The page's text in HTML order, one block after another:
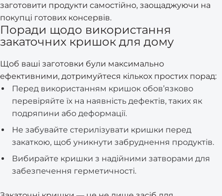
заготовити продукти самостійно, заощаджуючи на
покупці готових консервів.
Поради щодо використання
закаточних кришок для дому
Щоб ваші заготовки були максимально
ефективними, дотримуйтеся кількох простих порад:
Перед використанням кришок обов’язково
перевіряйте їх на наявність дефектів, таких як
подряпини або деформації.
Не забувайте стерилізувати кришки перед
закаткою, щоб уникнути забруднення продуктів.
Вибирайте кришки з надійними затворами для
забезпечення герметичності.